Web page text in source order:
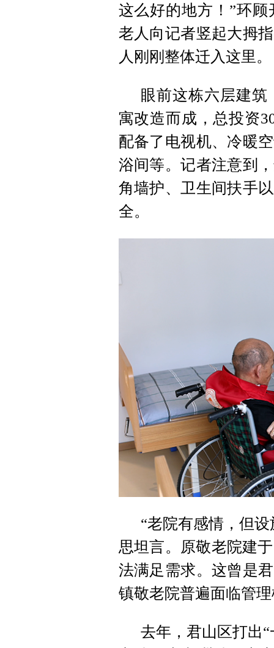
这么好的地方！”环
老人向记者竖起大拇
人刚刚整体迁入这里。
眼前这栋六层建
寓改造而成，总投资
配备了电视机、冷暖
浴间等。记者注意到
角墙护、卫生间扶手
全。
“老院有感情，但
思坦言。原敬老院建
法满足需求。这曾是
镇敬老院普遍面临管
去年，君山区打出